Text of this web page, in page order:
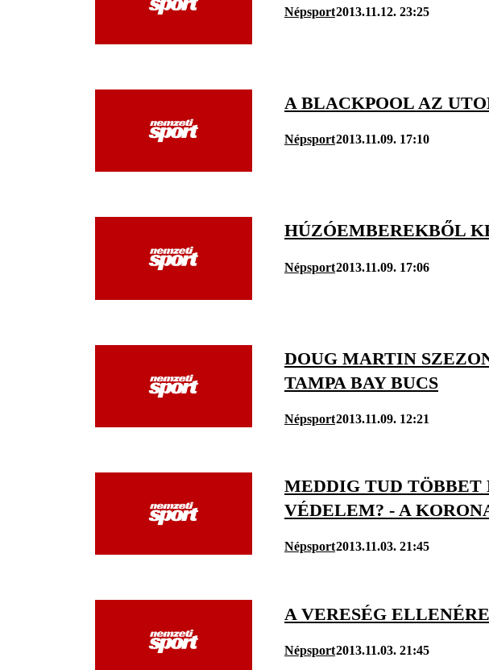
Népsport2013.11.12. 23:25
A BLACKPOOL AZ
Népsport2013.11.09. 17:10
HÚZÓEMBEREKBŐL
Népsport2013.11.09. 17:06
DOUG MARTIN
TAMPA BAY BUCS
Népsport2013.11.09. 12:21
MEDDIG TUD TÖBBET
VÉDELEM? - A
Népsport2013.11.03. 21:45
A VERESÉG
Népsport2013.11.03. 21:45